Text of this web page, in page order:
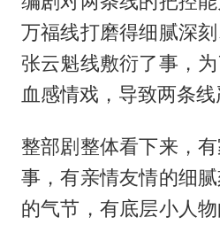
万福线打磨得细腻深
张云魁线敷衍了事，
血感情戏，导致两条线
整部剧整体看下来，
事，有亲情友情的细
的气节，有底层小人